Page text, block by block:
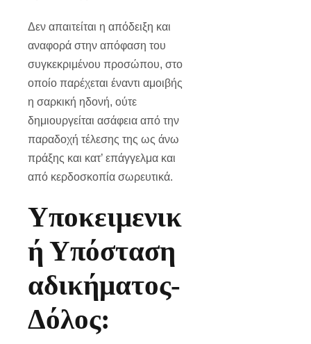
Δεν απαιτείται η απόδειξη και
αναφορά στην απόφαση του
συγκεκριμένου προσώπου, στο
οποίο παρέχεται έναντι αμοιβής
η σαρκική ηδονή, ούτε
δημιουργείται ασάφεια από την
παραδοχή τέλεσης της ως άνω
πράξης και κατ’ επάγγελμα και
από κερδοσκοπία σωρευτικά.
Υποκειμενικ
ή Υπόσταση
αδικήματος-
Δόλος: